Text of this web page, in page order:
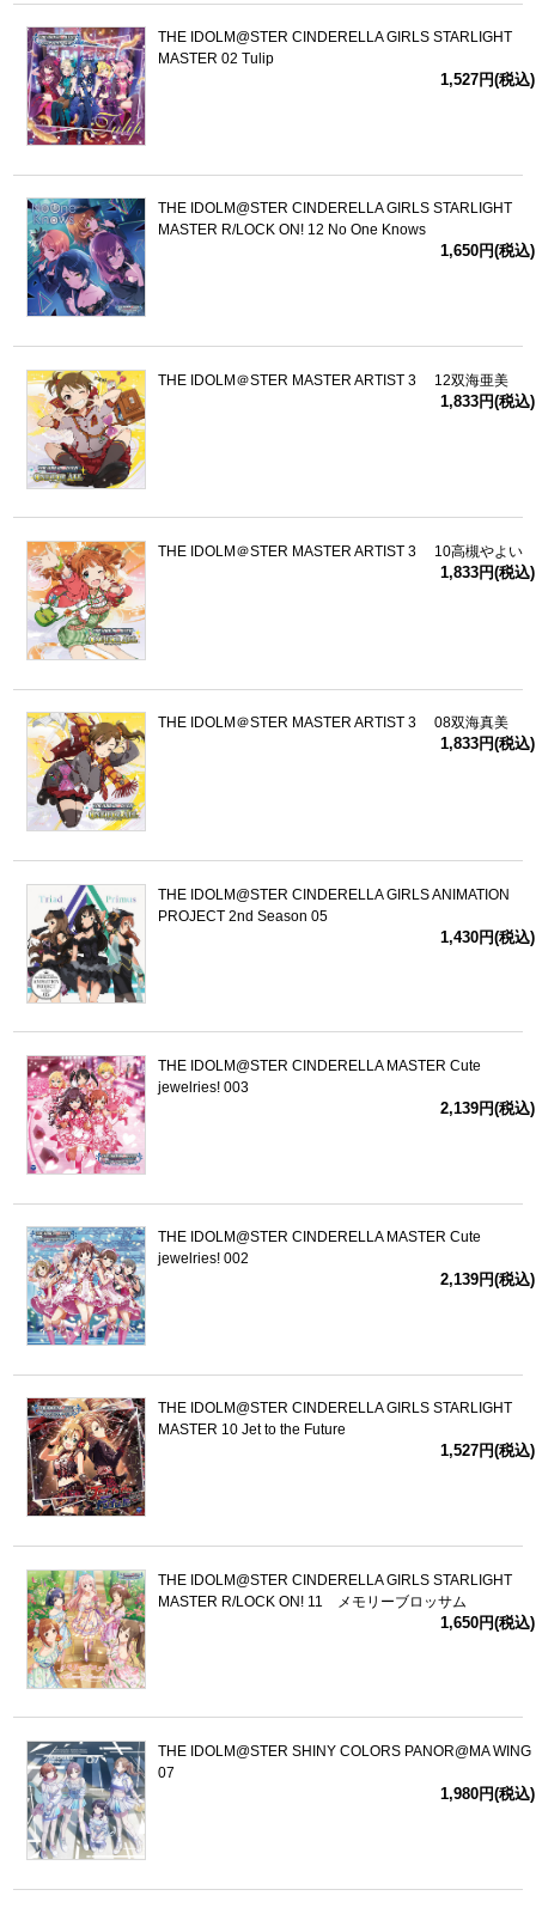
THE IDOLM@STER CINDERELLA GIRLS STARLIGHT
MASTER 02 Tulip
1,527円(税込)
THE IDOLM@STER CINDERELLA GIRLS STARLIGHT
MASTER R/LOCK ON! 12 No One Knows
1,650円(税込)
THE IDOLM＠STER MASTER ARTIST 3 12双海亜美
1,833円(税込)
THE IDOLM＠STER MASTER ARTIST 3 10高槻やよい
1,833円(税込)
THE IDOLM＠STER MASTER ARTIST 3 08双海真美
1,833円(税込)
THE IDOLM@STER CINDERELLA GIRLS ANIMATION
PROJECT 2nd Season 05
1,430円(税込)
THE IDOLM@STER CINDERELLA MASTER Cute
jewelries! 003
2,139円(税込)
THE IDOLM@STER CINDERELLA MASTER Cute
jewelries! 002
2,139円(税込)
THE IDOLM@STER CINDERELLA GIRLS STARLIGHT
MASTER 10 Jet to the Future
1,527円(税込)
THE IDOLM@STER CINDERELLA GIRLS STARLIGHT
MASTER R/LOCK ON! 11 メモリーブロッサム
1,650円(税込)
THE IDOLM@STER SHINY COLORS PANOR@MA WING
07
1,980円(税込)